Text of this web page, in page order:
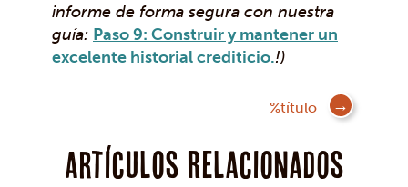
informe de forma segura con nuestra
guía: Paso 9: Construir y mantener un
excelente historial crediticio.!)
navegación
%título
Artículos Relacionados